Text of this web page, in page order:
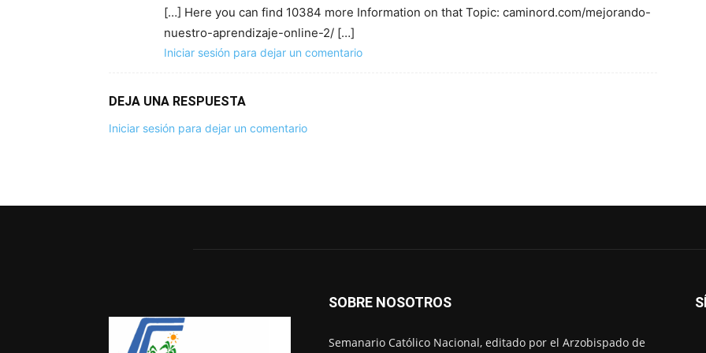
[…] Here you can find 10384 more Information on that Topic: caminord.com/mejorando-
nuestro-aprendizaje-online-2/ […]
Iniciar sesión para dejar un comentario
DEJA UNA RESPUESTA
Iniciar sesión para dejar un comentario
SOBRE NOSOTROS
Semanario Católico Nacional, editado por el Arzobispado de